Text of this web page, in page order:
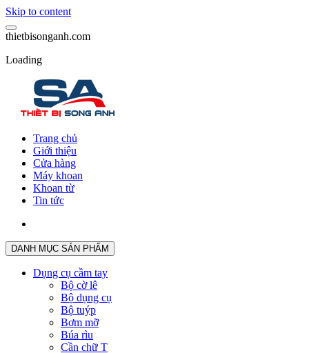
Skip to content
thietbisonganh.com
Loading
Trang chủ
Giới thiệu
Cửa hàng
Máy khoan
Khoan từ
Tin tức
DANH MỤC SẢN PHẨM
Dụng cụ cầm tay
Bộ cờ lê
Bộ dụng cụ
Bộ tuýp
Bơm mỡ
Búa rìu
Cần chữ T